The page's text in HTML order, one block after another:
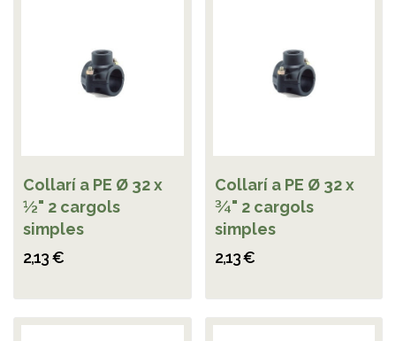
Collarí a PE Ø 32 x
½" 2 cargols
simples
2,13 €
Collarí a PE Ø 32 x
¾" 2 cargols
simples
2,13 €